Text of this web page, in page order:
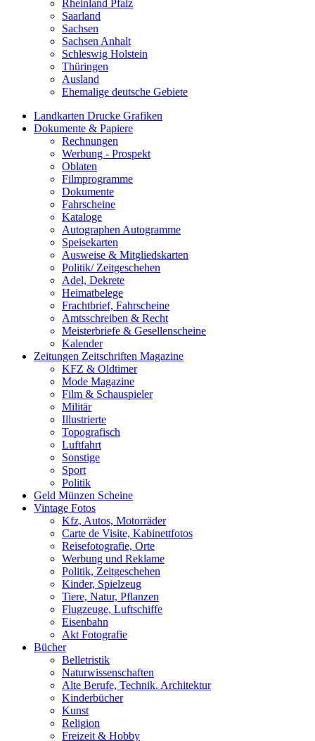
Rheinland Pfalz
Saarland
Sachsen
Sachsen Anhalt
Schleswig Holstein
Thüringen
Ausland
Ehemalige deutsche Gebiete
Landkarten Drucke Grafiken
Dokumente & Papiere
Rechnungen
Werbung - Prospekt
Oblaten
Filmprogramme
Dokumente
Fahrscheine
Kataloge
Autographen Autogramme
Speisekarten
Ausweise & Mitgliedskarten
Politik/ Zeitgeschehen
Adel, Dekrete
Heimatbelege
Frachtbrief, Fahrscheine
Amtsschreiben & Recht
Meisterbriefe & Gesellenscheine
Kalender
Zeitungen Zeitschriften Magazine
KFZ & Oldtimer
Mode Magazine
Film & Schauspieler
Militär
Illustrierte
Topografisch
Luftfahrt
Sonstige
Sport
Politik
Geld Münzen Scheine
Vintage Fotos
Kfz, Autos, Motorräder
Carte de Visite, Kabinettfotos
Reisefotografie, Orte
Werbung und Reklame
Politik, Zeitgeschehen
Kinder, Spielzeug
Tiere, Natur, Pflanzen
Flugzeuge, Luftschiffe
Eisenbahn
Akt Fotografie
Bücher
Belletristik
Naturwissenschaften
Alte Berufe, Technik. Architektur
Kinderbücher
Kunst
Religion
Freizeit & Hobby